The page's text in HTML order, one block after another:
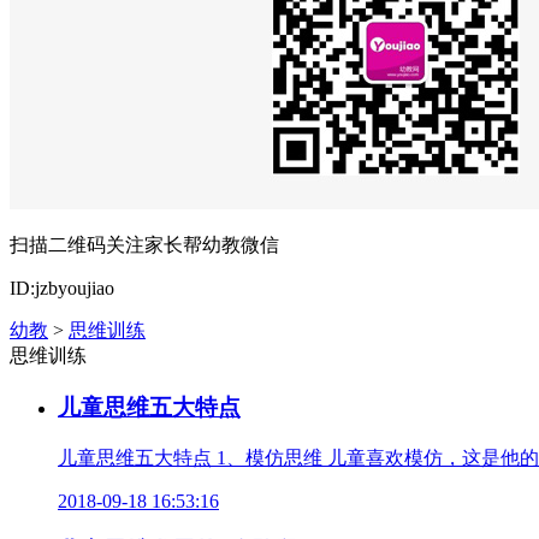
扫描二维码关注家长帮幼教微信
ID:jzbyoujiao
幼教 > 思维训练
思维训练
儿童思维五大特点
儿童思维五大特点 1、模仿思维 儿童喜欢模仿，这是他
2018-09-18 16:53:16